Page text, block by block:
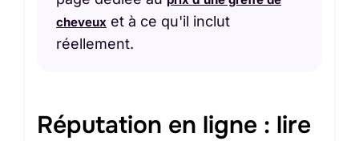
cheveux et à ce qu'il inclut
réellement.
Réputation en ligne : lire